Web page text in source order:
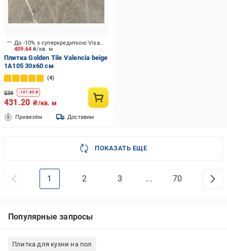
409.64₴/кв. м
До -10% з суперкредиткою Visa Вигода
Плитка Golden Tile Valencia beige
1А105 30x60 см
4
539 -107.80 ₴
431.20 ₴/кв. м
Привезём Доставим
ПОКАЗАТЬ ЕЩЕ
1 2 3 ... 70
Популярные запросы
Плитка для кухни на пол